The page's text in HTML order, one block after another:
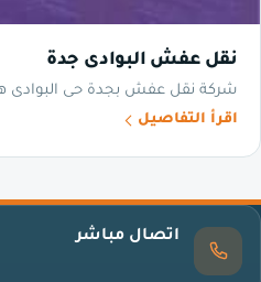
نقل عفش البوادى جدة
شركة نقل عفش بجدة حى البوادى هي
اقرأ التفاصيل
اتصال مباشر